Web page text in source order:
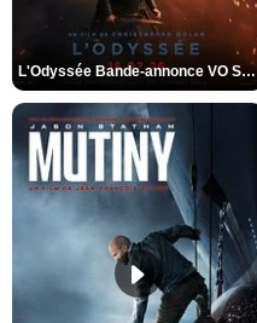
L'Odyssée Bande-annonce VO STFR